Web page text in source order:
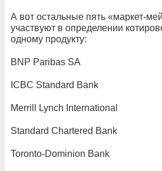
А вот остальные пять «маркет-
участвуют в определении
одному продукту:
BNP Paribas SA
ICBC Standard Bank
Merrill Lynch International
Standard Chartered Bank
Toronto-Dominion Bank